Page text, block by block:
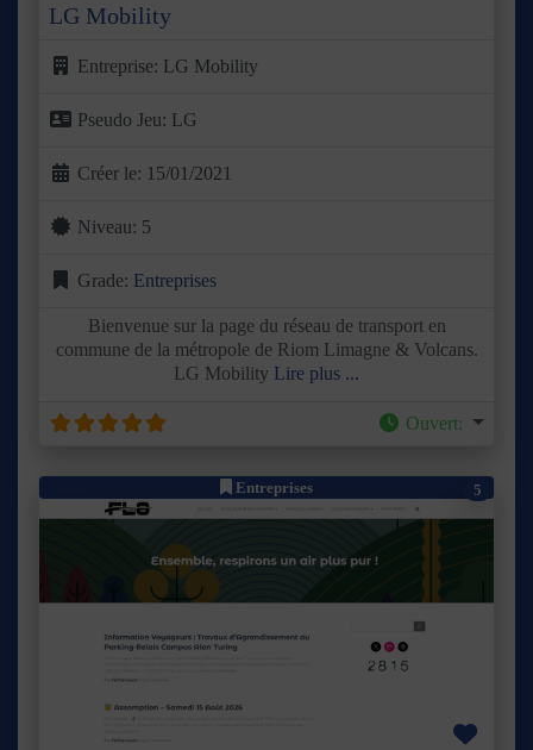
LG Mobility
Entreprise: LG Mobility
Pseudo Jeu: LG
Créer le: 15/01/2021
Niveau: 5
Grade: Entreprises
Bienvenue sur la page du réseau de transport en
commune de la métropole de Riom Limagne & Volcans.
LG Mobility Lire plus ...
Ouvert:
Entreprises 5
Précédent